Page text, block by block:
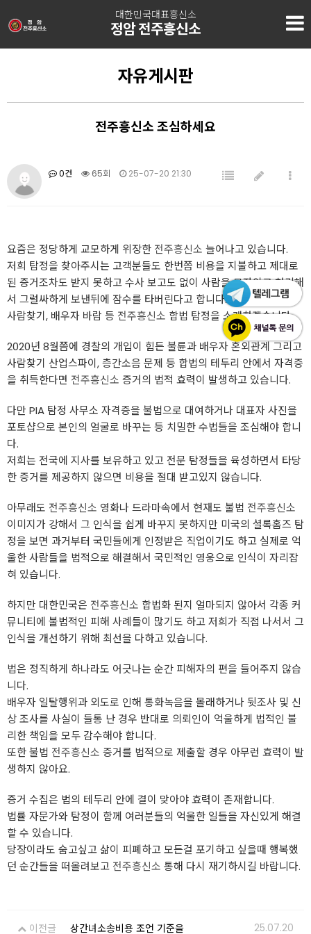
대한민국대표흥신소
정암 전주흥신소
자유게시판
전주흥신소 조심하세요
0건 65회 25-07-20 21:30
요즘은 정당하게 교모하게 위장한 전주흥신소 늘어나고 있습니다.
저희 탐정을 찾아주시는 고객분들도 한번쯤 비용을 지불하고 제대로
된 증거조차도 받지 못하고 수사 보고도 없이 사람을 모자이크 처리해
서 그럴싸하게 보낸뒤에 잠수를 타버린다고 합니다.
사람찾기, 배우자 바람 등 전주흥신소 합법 탐정을 소개하겠습니다.
2020년 8월쯤에 경찰의 개입이 힘든 불륜과 배우자 혼외관계 그리고
사람찾기 산업스파이, 층간소음 문제 등 합법의 테두리 안에서 자격증
을 취득한다면 전주흥신소 증거의 법적 효력이 발생하고 있습니다.
다만 PIA 탐정 사무소 자격증을 불법으로 대여하거나 대표자 사진을
포토샵으로 본인의 얼굴로 바꾸는 등 치밀한 수법들을 조심해야 합니
다.
저희는 전국에 지사를 보유하고 있고 전문 탐정들을 육성하면서 타당
한 증거를 제공하지 않으면 비용을 절대 받고있지 않습니다.
아무래도 전주흥신소 영화나 드라마속에서 현재도 불법 전주흥신소
이미지가 강해서 그 인식을 쉽게 바꾸지 못하지만 미국의 셜록홈즈 탐
정을 보면 과거부터 국민들에게 인정받은 직업이기도 하고 실제로 억
울한 사람들을 법적으로 해결해서 국민적인 영웅으로 인식이 자리잡
혀 있습니다.
하지만 대한민국은 전주흥신소 합법화 된지 얼마되지 않아서 각종 커
뮤니티에 불법적인 피해 사례들이 많기도 하고 저희가 직접 나서서 그
인식을 개선하기 위해 최선을 다하고 있습니다.
법은 정직하게 하나라도 어긋나는 순간 피해자의 편을 들어주지 않습
니다.
배우자 일탈행위과 외도로 인해 통화녹음을 몰래하거나 뒷조사 및 신
상 조사를 사실이 들통 난 경우 반대로 의뢰인이 억울하게 법적인 불
리한 책임을 모두 감수해야 합니다.
또한 불법 전주흥신소 증거를 법적으로 제출할 경우 아무런 효력이 발
생하지 않아요.
증거 수집은 법의 테두리 안에 결이 맞아야 효력이 존재합니다.
법률 자문가와 탐정이 함께 여러분들의 억울한 일들을 자신있게 해결
할 수 있습니다.
당장이라도 숨고싶고 삶이 피폐하고 모든걸 포기하고 싶을때 행복했
던 순간들을 떠올려보고 전주흥신소 통해 다시 재기하시길 바랍니다.
이전글 상간녀소송비용 조언 기준을 25.07.20